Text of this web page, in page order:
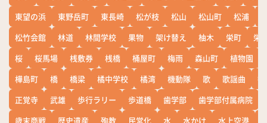
東望の浜
東野岳町 東長崎 松が枝 松山 松山町 松浦
松竹会館
林道 林間学校 果物 架け替え 柚木 栄町
栄
桜
桜馬場 桟敷券 桟橋 桶屋町 梅雨 森山町 植物園
樺島町
橋 橋梁 橘中学校 橘湾 機動隊 歌 歌謡曲
正覚寺
武雄 歩行ラリー 歩道橋 歯学部 歯学部付属病院
歳末商戦
歴史遺産 殉教 民営化 水 水かけ 水上空港